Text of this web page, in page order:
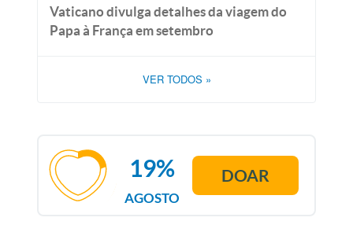
Vaticano divulga detalhes da viagem do
Papa à França em setembro
VER TODOS »
AGOSTO
19% DOAR